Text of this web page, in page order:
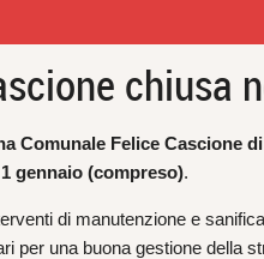
chiusa
Comunale Felice Cascione
gennaio (compreso).
di manutenzione e
per una buona gestione della